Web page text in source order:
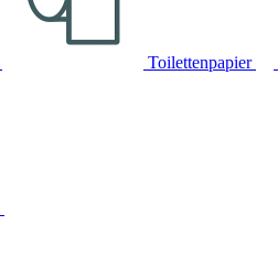
Toilettenpapier